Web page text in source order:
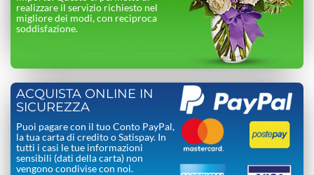
realizzare il servizio richiesto nel
migliore dei modi, con reciproca
soddisfazione.
ACQUISTA ONLINE IN
SICUREZZA
Puoi pagare con il tuo Conto PayPal,
la tua carta di credito o Satispay. In
tutti i casi le tue informazioni
sensibili (dati della carta) non
vengono condivise con noi.